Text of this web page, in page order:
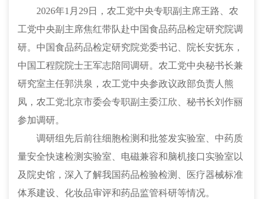
2026年1月29日，农工党中央专职副主席王路、农
工党中央副主席焦红带队赴中国食品药品检定研究院调
研。中国食品药品检定研究院党委书记、院长安抚东，
中国工程院院士王军志陪同调研。农工党中央秘书长兼
研究室主任郭洪泉，农工党中央参政议政部负责人熊
凤，农工党北京市委会专职副主委江欣、秘书长刘作丽
参加调研。
调研组先后前往细胞检测和批签发实验室、中药质
量安全快速检测实验室、电磁兼容和脑机接口实验室以
及院史馆，深入了解我国药品检验检测、医疗器械标准
体系建设、化妆品审评和药品监管科研等情况。